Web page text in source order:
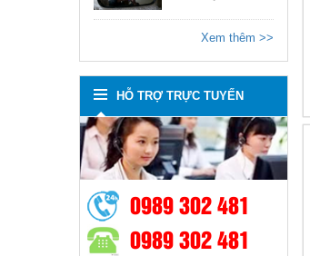
Xem thêm >>
HỖ TRỢ TRỰC TUYẾN
0989 302 481
0989 302 481